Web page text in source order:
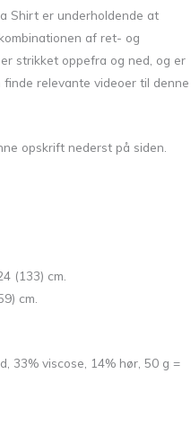
Shirt er underholdende at
af ret- og
strikket oppefra og ned, og er
relevante videoer til denne
opskrift nederst på siden.
(133) cm.
cm.
33% viscose, 14% hør, 50 g =